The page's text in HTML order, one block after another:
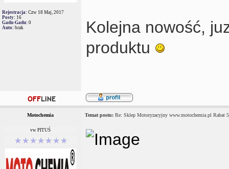
Rejestracja: Czw 18 Maj, 2017
Posty: 16
Gadu-Gadu: 0
Auto: brak
Kolejna nowość,
produktu
Motochemia Temat postu: Re: Sklep Motoryzacyjny www.motochemia.pl Rabat
vw PITUŚ